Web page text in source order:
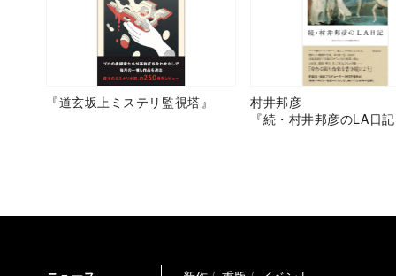
『道玄坂上ミステリ監視塔』
村井邦彦
『続・村井邦彦のLA日